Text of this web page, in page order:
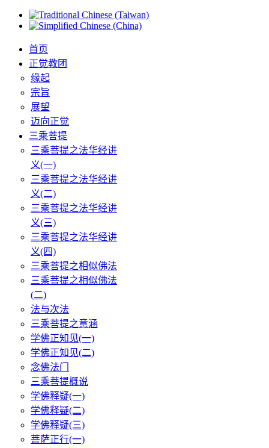
首页
正觉教团
缘起
宗旨
展望
迈向正觉
三乘菩提
三乘菩提之法华经讲
义(一)
三乘菩提之法华经讲
义(二)
三乘菩提之法华经讲
义(三)
三乘菩提之法华经讲
义(四)
三乘菩提之相似佛法
三乘菩提之相似佛法
(二)
法与次法
三乘菩提之意涵
学佛正知见(一)
学佛正知见(二)
念佛法门
三乘菩提概说
学佛释疑(一)
学佛释疑(二)
学佛释疑(三)
菩萨正行(一)